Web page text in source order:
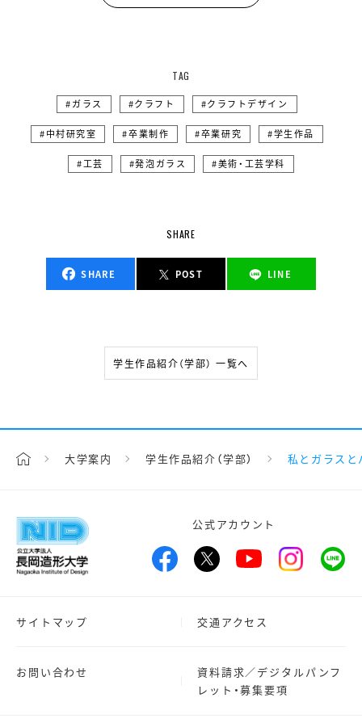
TAG
ガラス クラフト クラフトデザイン
中村研究室 卒業制作 卒業研究 学生作品
工芸 発泡ガラス 美術・工芸学科
SHARE
SHARE POST LINE
学生作品紹介（学部） 一覧へ
大学案内 学生作品紹介（学部） 私とガラスと
公式アカウント
サイトマップ 交通アクセス
お問い合わせ
資料請求／デジタルパンフ
レット・募集要項